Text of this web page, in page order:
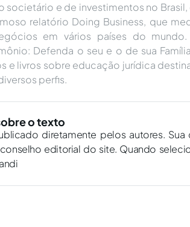
societário e de investimentos no
relatório Doing Business, que
em vários países do
Defenda o seu e o de sua
e livros sobre educação jurídica
perfis.
o texto
diretamente pelos autores.
editorial do site. Quando